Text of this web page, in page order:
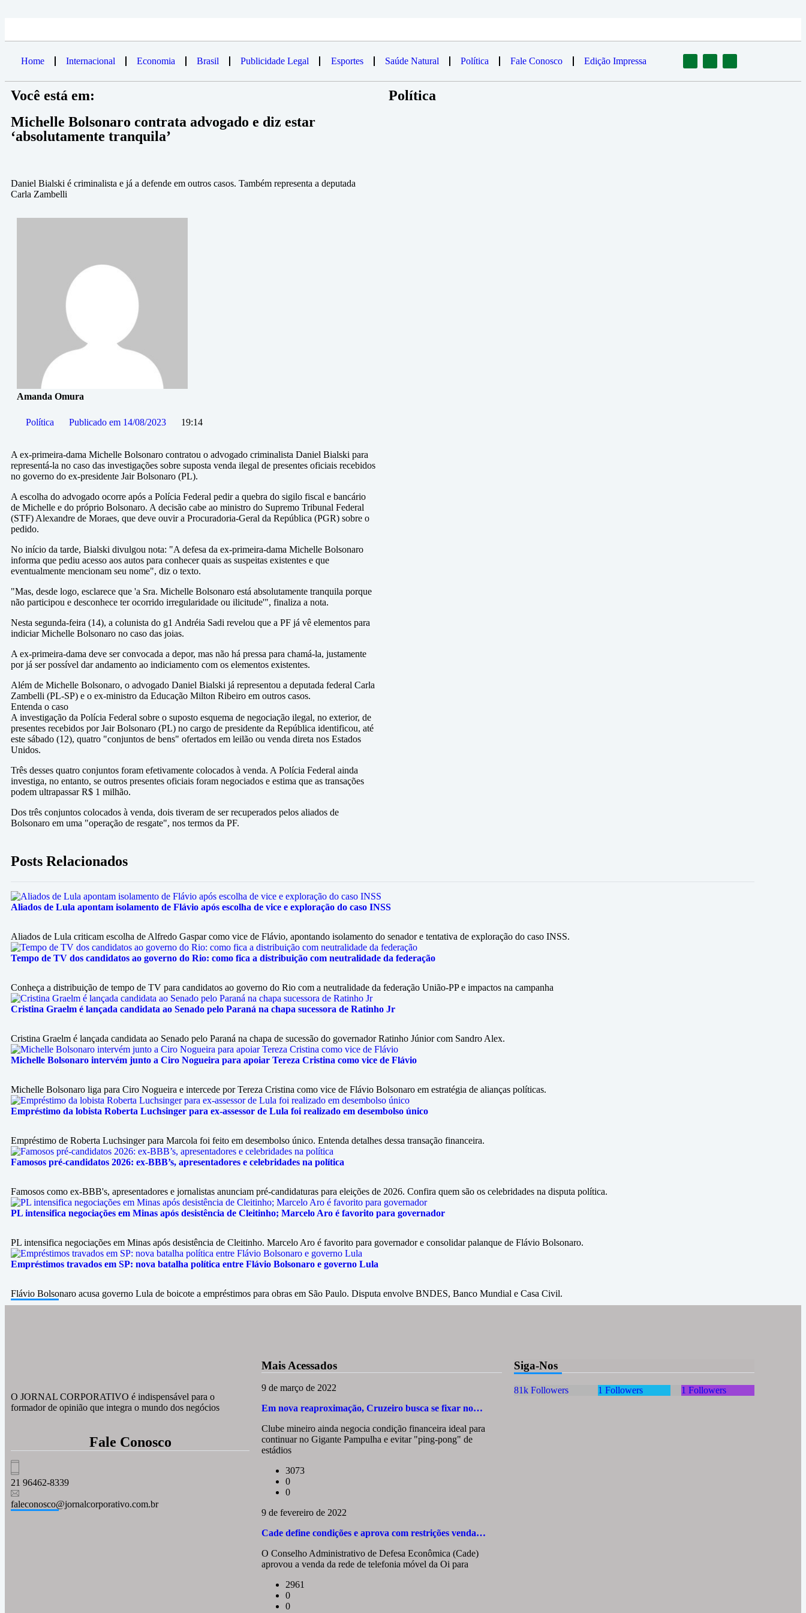
Home Internacional Economia Brasil Publicidade Legal Esportes Saúde Natural Política Fale Conosco Edição Impressa
Você está em:
Política
Michelle Bolsonaro contrata advogado e diz estar
‘absolutamente tranquila’
Daniel Bialski é criminalista e já a defende em outros casos. Também representa a deputada
Carla Zambelli
Amanda Omura
Política Publicado em 14/08/2023 19:14
A ex-primeira-dama Michelle Bolsonaro contratou o advogado criminalista Daniel Bialski para
representá-la no caso das investigações sobre suposta venda ilegal de presentes oficiais recebidos
no governo do ex-presidente Jair Bolsonaro (PL).
A escolha do advogado ocorre após a Polícia Federal pedir a quebra do sigilo fiscal e bancário
de Michelle e do próprio Bolsonaro. A decisão cabe ao ministro do Supremo Tribunal Federal
(STF) Alexandre de Moraes, que deve ouvir a Procuradoria-Geral da República (PGR) sobre o
pedido.
No início da tarde, Bialski divulgou nota: "A defesa da ex-primeira-dama Michelle Bolsonaro
informa que pediu acesso aos autos para conhecer quais as suspeitas existentes e que
eventualmente mencionam seu nome", diz o texto.
"Mas, desde logo, esclarece que 'a Sra. Michelle Bolsonaro está absolutamente tranquila porque
não participou e desconhece ter ocorrido irregularidade ou ilicitude'", finaliza a nota.
Nesta segunda-feira (14), a colunista do g1 Andréia Sadi revelou que a PF já vê elementos para
indiciar Michelle Bolsonaro no caso das joias.
A ex-primeira-dama deve ser convocada a depor, mas não há pressa para chamá-la, justamente
por já ser possível dar andamento ao indiciamento com os elementos existentes.
Além de Michelle Bolsonaro, o advogado Daniel Bialski já representou a deputada federal Carla
Zambelli (PL-SP) e o ex-ministro da Educação Milton Ribeiro em outros casos.
Entenda o caso
A investigação da Polícia Federal sobre o suposto esquema de negociação ilegal, no exterior, de
presentes recebidos por Jair Bolsonaro (PL) no cargo de presidente da República identificou, até
este sábado (12), quatro "conjuntos de bens" ofertados em leilão ou venda direta nos Estados
Unidos.
Três desses quatro conjuntos foram efetivamente colocados à venda. A Polícia Federal ainda
investiga, no entanto, se outros presentes oficiais foram negociados e estima que as transações
podem ultrapassar R$ 1 milhão.
Dos três conjuntos colocados à venda, dois tiveram de ser recuperados pelos aliados de
Bolsonaro em uma "operação de resgate", nos termos da PF.
Posts Relacionados
Aliados de Lula apontam isolamento de Flávio após escolha de vice e exploração do caso INSS
Aliados de Lula criticam escolha de Alfredo Gaspar como vice de Flávio, apontando isolamento do senador e tentativa de exploração do caso INSS.
Tempo de TV dos candidatos ao governo do Rio: como fica a distribuição com neutralidade da federação
Conheça a distribuição de tempo de TV para candidatos ao governo do Rio com a neutralidade da federação União-PP e impactos na campanha
Cristina Graelm é lançada candidata ao Senado pelo Paraná na chapa sucessora de Ratinho Jr
Cristina Graelm é lançada candidata ao Senado pelo Paraná na chapa de sucessão do governador Ratinho Júnior com Sandro Alex.
Michelle Bolsonaro intervém junto a Ciro Nogueira para apoiar Tereza Cristina como vice de Flávio
Michelle Bolsonaro liga para Ciro Nogueira e intercede por Tereza Cristina como vice de Flávio Bolsonaro em estratégia de alianças políticas.
Empréstimo da lobista Roberta Luchsinger para ex-assessor de Lula foi realizado em desembolso único
Empréstimo de Roberta Luchsinger para Marcola foi feito em desembolso único. Entenda detalhes dessa transação financeira.
Famosos pré-candidatos 2026: ex-BBB’s, apresentadores e celebridades na política
Famosos como ex-BBB's, apresentadores e jornalistas anunciam pré-candidaturas para eleições de 2026. Confira quem são os celebridades na disputa política.
PL intensifica negociações em Minas após desistência de Cleitinho; Marcelo Aro é favorito para governador
PL intensifica negociações em Minas após desistência de Cleitinho. Marcelo Aro é favorito para governador e consolidar palanque de Flávio Bolsonaro.
Empréstimos travados em SP: nova batalha política entre Flávio Bolsonaro e governo Lula
Flávio Bolsonaro acusa governo Lula de boicote a empréstimos para obras em São Paulo. Disputa envolve BNDES, Banco Mundial e Casa Civil.
O JORNAL CORPORATIVO é indispensável para o
formador de opinião que integra o mundo dos negócios
Fale Conosco
21 96462-8339
faleconosco@jornalcorporativo.com.br
Mais Acessados
9 de março de 2022
Em nova reaproximação, Cruzeiro busca se fixar no…
Clube mineiro ainda negocia condição financeira ideal para
continuar no Gigante Pampulha e evitar "ping-pong" de
estádios
3073
0
0
9 de fevereiro de 2022
Cade define condições e aprova com restrições venda…
O Conselho Administrativo de Defesa Econômica (Cade)
aprovou a venda da rede de telefonia móvel da Oi para
2961
0
0
Siga-Nos
81kFollowers 1 Followers 1Followers